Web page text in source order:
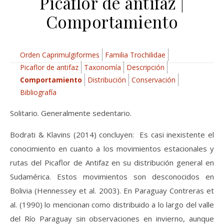
Comportamiento
Orden Caprimulgiformes
Familia Trochilidae
Picaflor de antifaz
Taxonomía
Descripción
Comportamiento
Distribución
Conservación
Bibliografía
Solitario. Generalmente sedentario.
Bodrati & Klavins (2014) concluyen: Es casi inexistente el
conocimiento en cuanto a los movimientos estacionales y
rutas del Picaflor de Antifaz en su distribución general en
Sudamérica. Estos movimientos son desconocidos en
Bolivia (Hennessey et al. 2003). En Paraguay Contreras et
al. (1990) lo mencionan como distribuido a lo largo del valle
del Río Paraguay sin observaciones en invierno, aunque